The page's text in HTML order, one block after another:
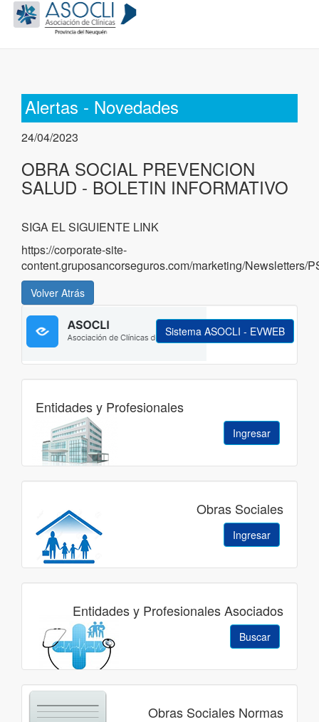
Alertas - Novedades
24/04/2023
OBRA SOCIAL PREVENCION
SALUD - BOLETIN INFORMATIVO
SIGA EL SIGUIENTE LINK
https://corporate-site-
content.gruposancorseguros.com/marketing/Newsletters/
Sistema ASOCLI - EVWEB
Entidades y Profesionales
Ingresar
Obras Sociales
Ingresar
Entidades y Profesionales Asociados
Buscar
Obras Sociales Normas